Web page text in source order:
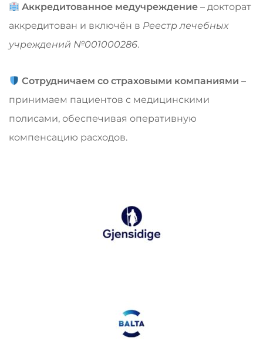
Аккредитованное медучреждение – докторат
аккредитован и включён в Реестр лечебных
учреждений №001000286.
Сотрудничаем со страховыми компаниями –
принимаем пациентов с медицинскими
полисами, обеспечивая оперативную
компенсацию расходов.